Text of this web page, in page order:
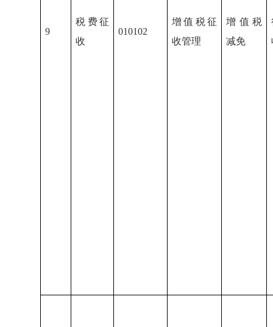
9
税费征
收
010102
增值税征
收管理
增值税
减免